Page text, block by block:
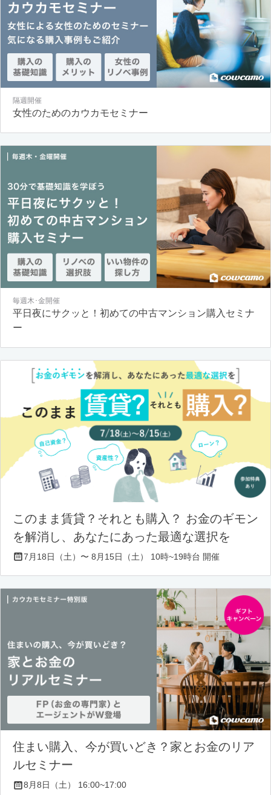
隔週開催
女性のためのカウカモセミナー
毎週木･金開催
平日夜にサクッと！初めての中古マンション購入セミナ
ー
このまま賃貸？それとも購入？ お金のギモン
を解消し、あなたにあった最適な選択を
7月18日（土）〜 8月15日（土） 10時~19時台 開催
住まい購入、今が買いどき？家とお金のリア
ルセミナー
8月8日（土） 16:00~17:00